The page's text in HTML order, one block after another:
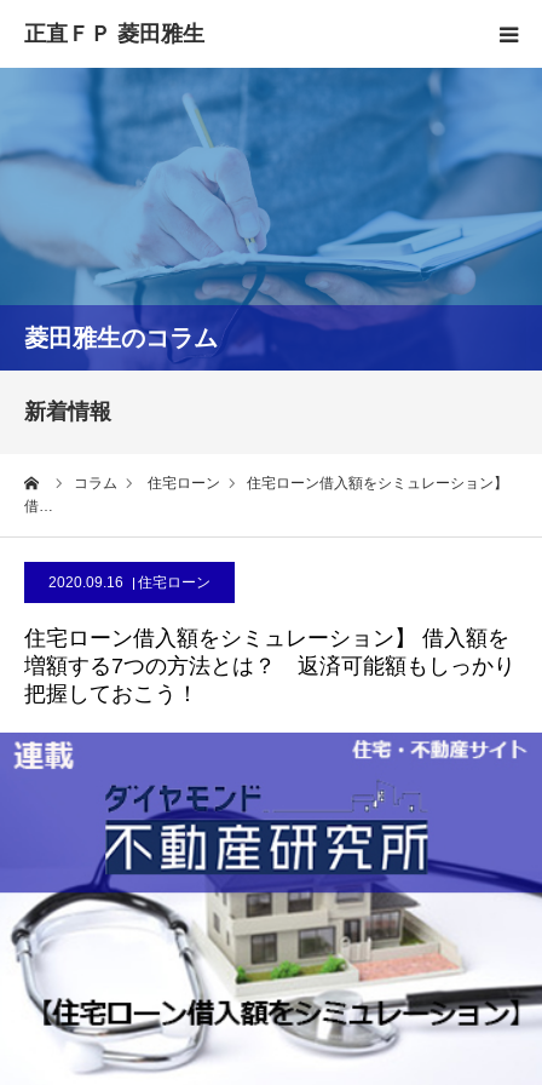
菱田雅生のコラム
新着情報
コラム 住宅ローン
住宅ローン借入額をシミュレーション】
借…
2020.09.16 住宅ローン
住宅ローン借入額をシミュレーション】 借入額を
増額する7つの方法とは？ 返済可能額もしっかり
把握しておこう！
正直FPとは
YouTube
コラム